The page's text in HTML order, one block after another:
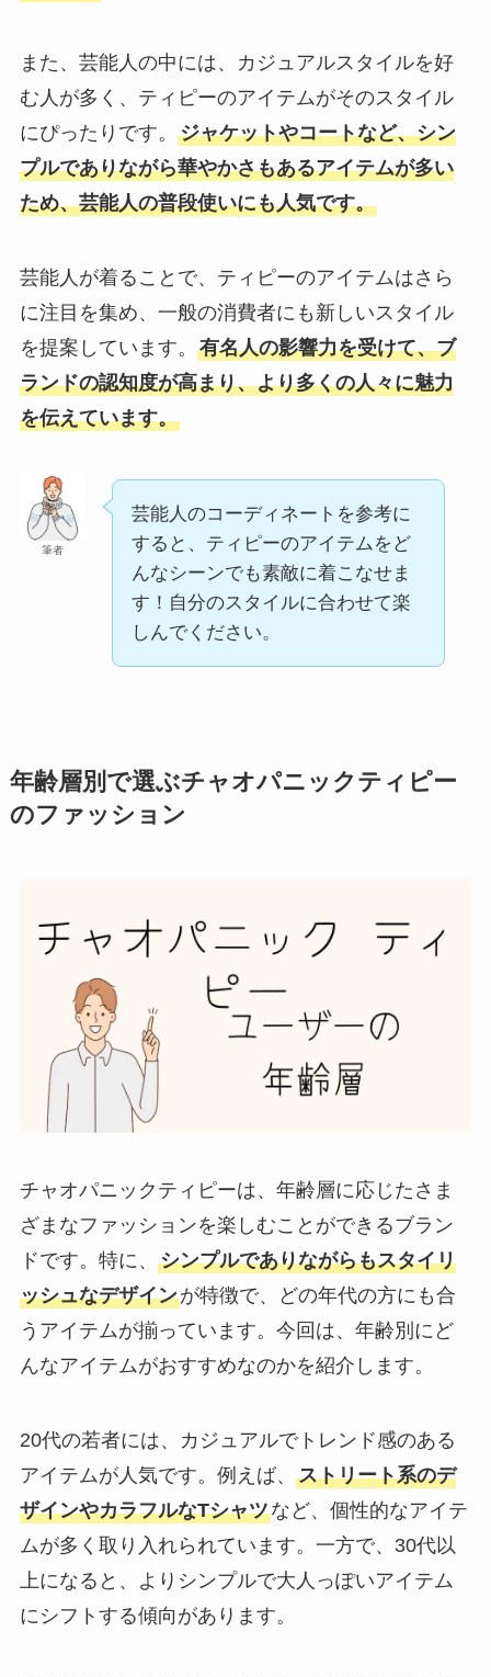
また、芸能人の中には、カジュアルスタイルを好
む人が多く、ティピーのアイテムがそのスタイル
にぴったりです。 ジャケットやコートなど、シン
プルでありながら華やかさもあるアイテムが多い
ため、芸能人の普段使いにも人気です。
芸能人が着ることで、ティピーのアイテムはさら
に注目を集め、一般の消費者にも新しいスタイル
を提案しています。 有名人の影響力を受けて、ブ
ランドの認知度が高まり、より多くの人々に魅力
を伝えています。
筆者
芸能人のコーディネートを参考に
すると、ティピーのアイテムをど
んなシーンでも素敵に着こなせま
す！自分のスタイルに合わせて楽
しんでください。
年齢層別で選ぶチャオパニックティピー
のファッション
チャオパニックティピーは、年齢層に応じたさま
ざまなファッションを楽しむことができるブラン
ドです。特に、 シンプルでありながらもスタイリ
ッシュなデザインが特徴で、どの年代の方にも合
うアイテムが揃っています。今回は、年齢別にど
んなアイテムがおすすめなのかを紹介します。
20代の若者には、カジュアルでトレンド感のある
アイテムが人気です。例えば、 ストリート系のデ
ザインやカラフルなTシャツなど、個性的なアイテ
ムが多く取り入れられています。一方で、30代以
上になると、よりシンプルで大人っぽいアイテム
にシフトする傾向があります。